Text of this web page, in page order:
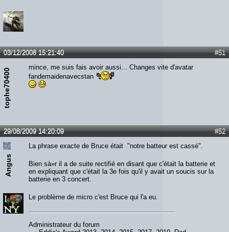
#51
03/12/2008 15:21:40
tophe70400
mince, me suis fais avoir aussi... Changes vite d'avatar
fandemaidenavecstan
#52
29/08/2009 14:20:09
Angus
La phrase exacte de Bruce était "notre batteur est cassé".
Bien sà»r il a de suite rectifié en disant que c'était la batterie et
en expliquant que c'était la 3e fois qu'il y avait un soucis sur la
batterie en 3 concert.
Le problème de micro c'est Bruce qui l'a eu.
Administrateur du forum